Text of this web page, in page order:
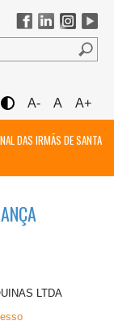
A- A A+
DAS IRMÃS DE SANTA
LTDA